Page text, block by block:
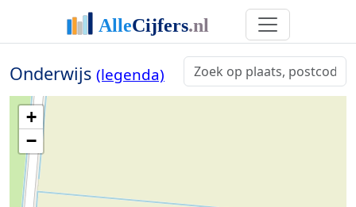
Onderwijs (legenda)
+
−